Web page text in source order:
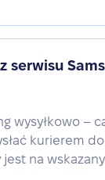
serwisu
wysyłkowo –
kurierem
na